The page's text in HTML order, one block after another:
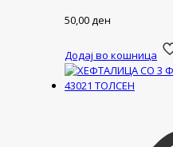
50,00ден
Додај во кошница